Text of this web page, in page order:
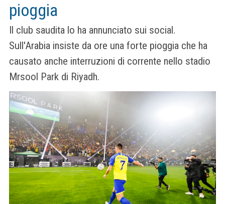
pioggia
Il club saudita lo ha annunciato sui social.
Sull'Arabia insiste da ore una forte pioggia che ha
causato anche interruzioni di corrente nello stadio
Mrsool Park di Riyadh.